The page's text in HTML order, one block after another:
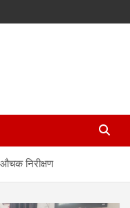
निरीक्षण